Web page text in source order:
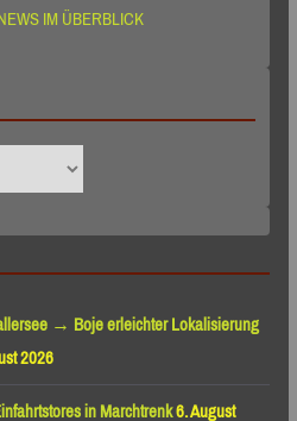
IM ÜBERBLICK
→ Boje erleichter Lokalisierung
2026
in Marchtrenk6. August